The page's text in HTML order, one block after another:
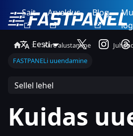
Sait Arveldus Blog
EestiKiire alustamine
FASTPANELi uuendamine
Sellel lehel
Kuidas